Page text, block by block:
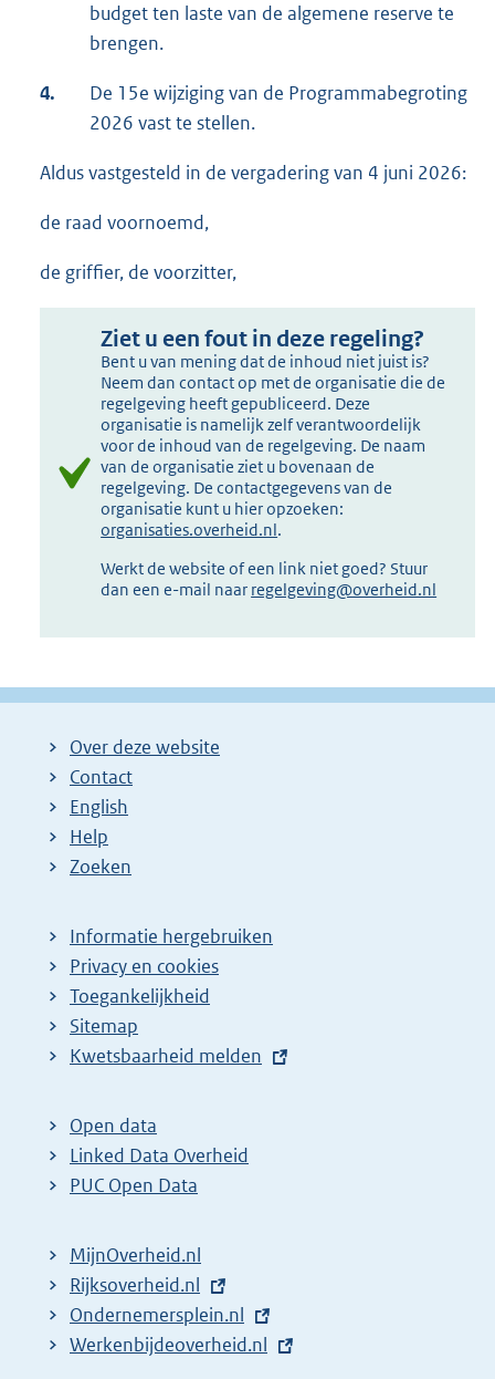
budget ten laste van de algemene reserve te
brengen.
4.
De 15e wijziging van de Programmabegroting
2026 vast te stellen.
Aldus vastgesteld in de vergadering van 4 juni 2026:
de raad voornoemd,
de griffier, de voorzitter,
Ziet u een fout in deze regeling?
Bent u van mening dat de inhoud niet juist is?
Neem dan contact op met de organisatie die de
regelgeving heeft gepubliceerd. Deze
organisatie is namelijk zelf verantwoordelijk
voor de inhoud van de regelgeving. De naam
van de organisatie ziet u bovenaan de
regelgeving. De contactgegevens van de
organisatie kunt u hier opzoeken:
organisaties.overheid.nl.
Werkt de website of een link niet goed? Stuur
dan een e-mail naar regelgeving@overheid.nl
Over deze website
Contact
English
Help
Zoeken
Informatie hergebruiken
Privacy en cookies
Toegankelijkheid
Sitemap
E
t
e
r
l
i
n
k
Kwetsbaarheid melden
Open data
Linked Data Overheid
PUC Open Data
MijnOverheid.nl
E
x
t
Rijksoverheid.nl
E
x
Ondernemersplein.nl
E
Werkenbijdeoverheid.nl